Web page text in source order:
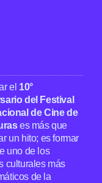
el 10°
del Festival
de Cine de
es más que
un hito; es formar
uno de los
culturales más
de la